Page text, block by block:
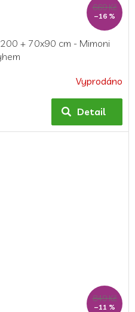
669 Kč
–16 %
+ 70x90 cm - Mimoni
Vyprodáno
Detail
849 Kč
–11 %